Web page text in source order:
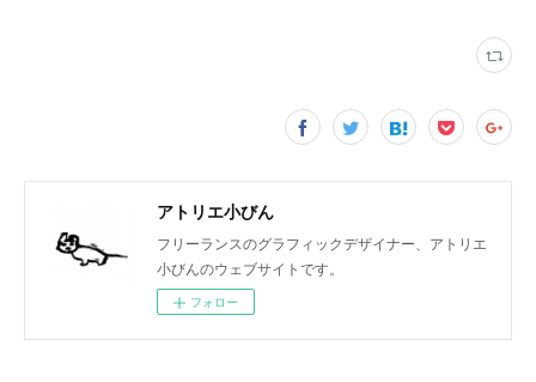
アトリエ小びん
フリーランスのグラフィックデザイナー、アトリエ
小びんのウェブサイトです。
フォロー